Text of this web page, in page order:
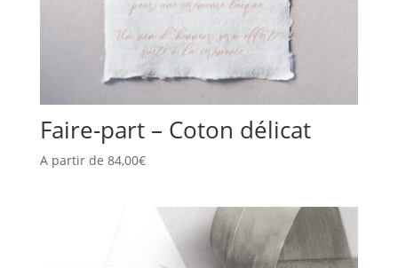
Faire-part – Coton délicat
A partir de 84,00€